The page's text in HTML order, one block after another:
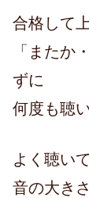
合格して
「またか
ずに
何度も聴
よく聴い
音の大き